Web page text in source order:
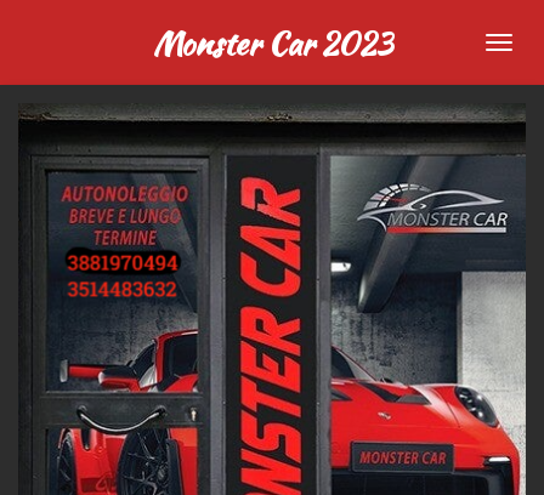
contenuto
principale
Monster Car 2023